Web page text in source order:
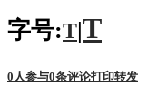
字号:T|T
0 人参与0条评论打印转发